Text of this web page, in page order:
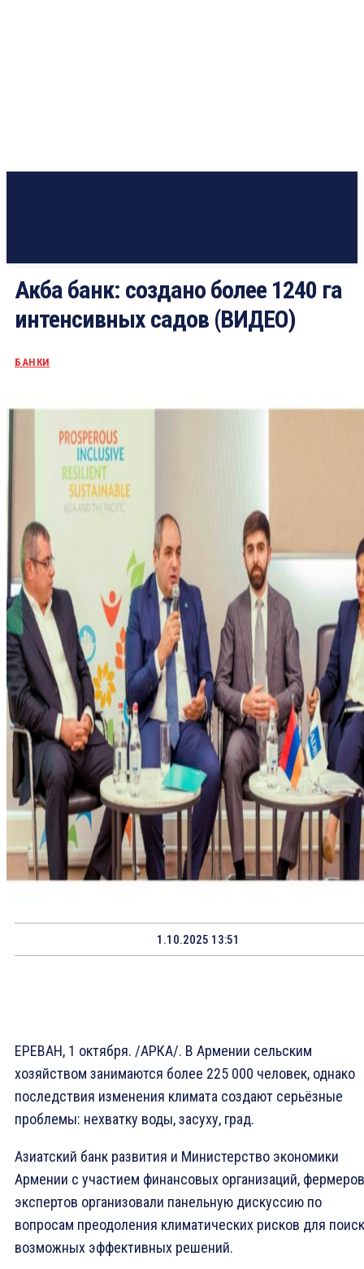
Акба банк: создано более 1240 га
интенсивных садов (ВИДЕО)
БАНКИ
1.10.2025 13:51
ЕРЕВАН, 1 октября. /АРКА/. В Армении сельским
хозяйством занимаются более 225 000 человек, однако
последствия изменения климата создают серьёзные
проблемы: нехватку воды, засуху, град.
Азиатский банк развития и Министерство экономики
Армении с участием финансовых организаций,
экспертов организовали панельную дискуссию по
вопросам преодоления климатических рисков для
возможных эффективных решений.